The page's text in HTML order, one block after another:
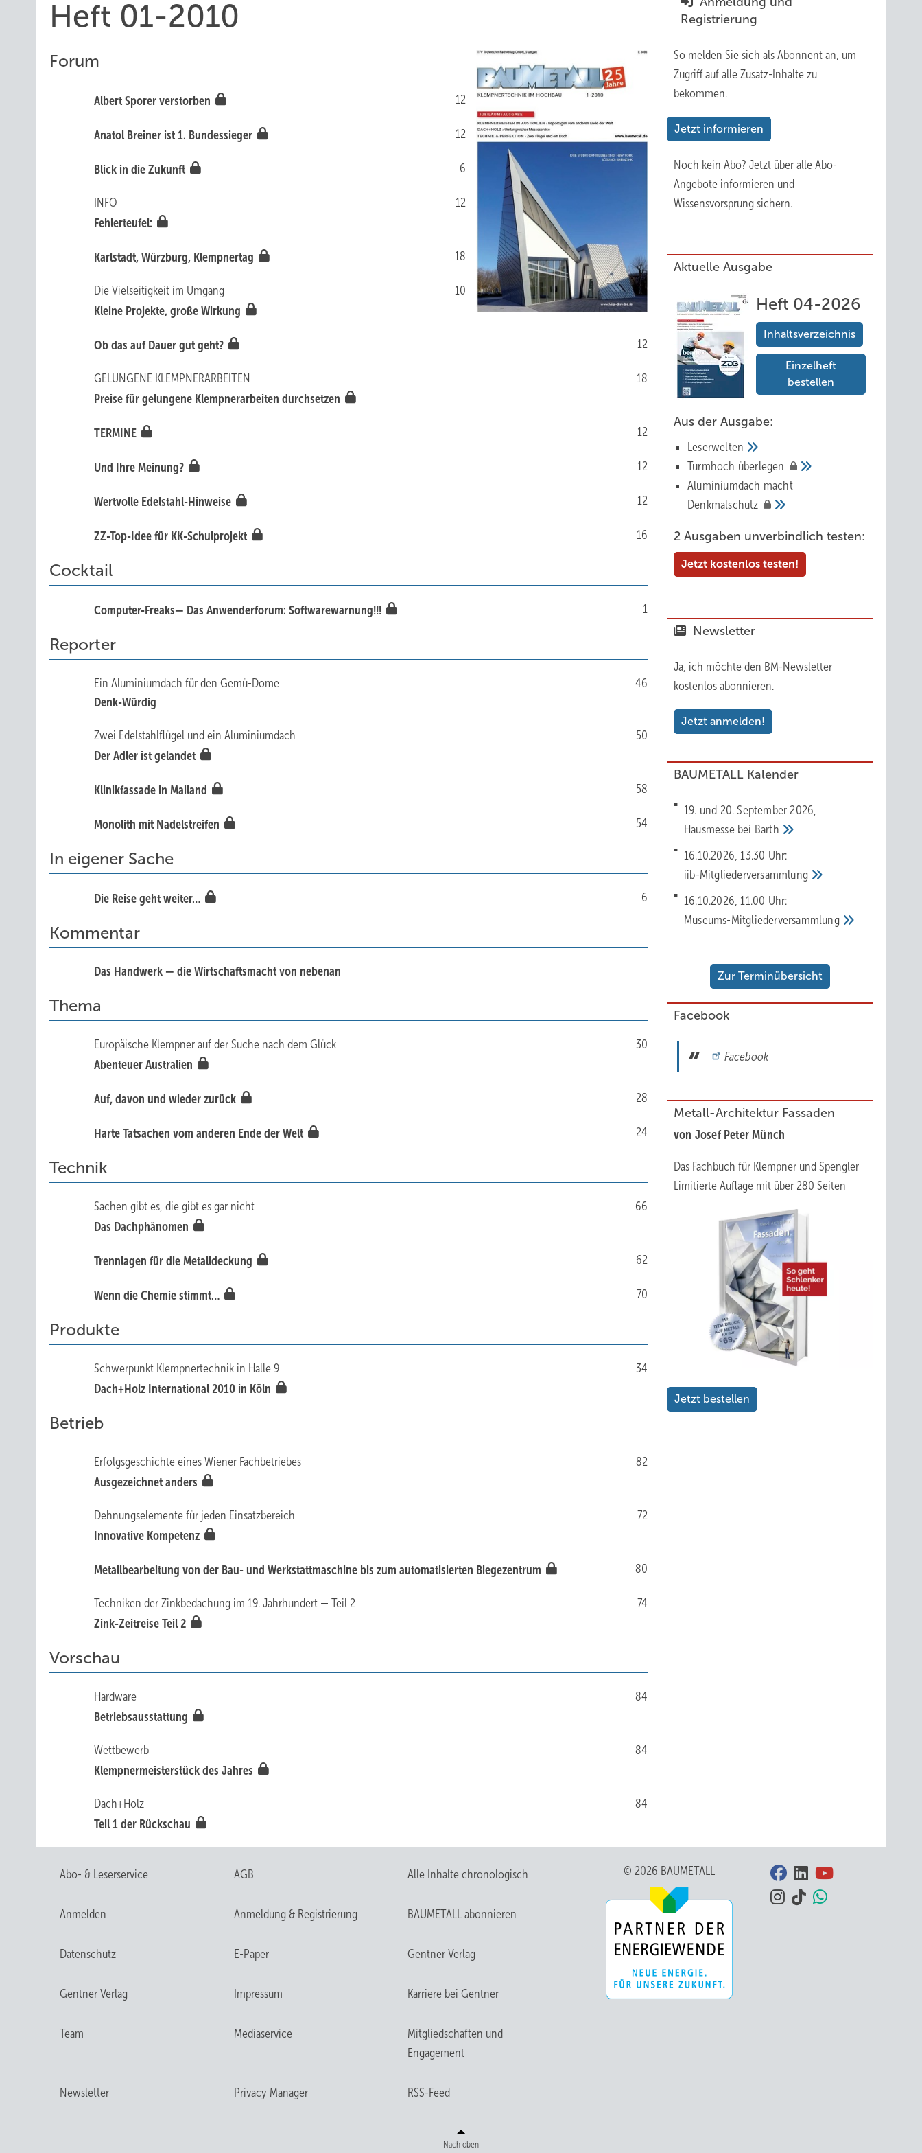
Heft 01-2010
Forum
12
Albert Sporer verstorben
12
Anatol Breiner ist 1. Bundessieger
6
Blick in die Zukunft
12
INFO
Fehlerteufel:
18
Karlstadt, Würzburg, Klempnertag
10
Die Vielseitigkeit im Umgang
Kleine Projekte, große Wirkung
12
Ob das auf Dauer gut geht?
18
GELUNGENE KLEMPNERARBEITEN
Preise für gelungene Klempnerarbeiten durchsetzen
12
TERMINE
12
Und Ihre Meinung?
12
Wertvolle Edelstahl-Hinweise
16
ZZ-Top-Idee für KK-Schulprojekt
Cocktail
1
Computer-Freaks— Das Anwenderforum: Softwarewarnung!!!
Reporter
46
Ein Aluminiumdach für den Gemü-Dome
Denk-Würdig
50
Zwei Edelstahlflügel und ein Aluminiumdach
Der Adler ist gelandet
58
Klinikfassade in Mailand
54
Monolith mit Nadelstreifen
In eigener Sache
6
Die Reise geht weiter…
Kommentar
Das Handwerk — die Wirtschaftsmacht von nebenan
Thema
30
Europäische Klempner auf der Suche nach dem Glück
Abenteuer Australien
28
Auf, davon und wieder zurück
24
Harte Tatsachen vom anderen Ende der Welt
Technik
66
Sachen gibt es, die gibt es gar nicht
Das Dachphänomen
62
Trennlagen für die Metalldeckung
70
Wenn die Chemie stimmt…
Produkte
34
Schwerpunkt Klempnertechnik in Halle 9
Dach+Holz International 2010 in Köln
Betrieb
82
Erfolgsgeschichte eines Wiener Fachbetriebes
Ausgezeichnet anders
72
Dehnungselemente für jeden Einsatzbereich
Innovative Kompetenz
80
Metallbearbeitung von der Bau- und Werkstattmaschine bis zum ­automatisierten Biegezentrum
74
Techniken der Zinkbedachung im 19. Jahrhundert — Teil 2
Zink-Zeitreise Teil 2
Vorschau
84
Hardware
Betriebsausstattung
84
Wettbewerb
Klempnermeisterstück des Jahres
84
Dach+Holz
Teil 1 der Rückschau
Registrierung
So melden Sie sich als Abonnent an, um
Zugriff auf alle Zusatz-Inhalte zu
bekommen.
Jetzt informieren
Noch kein Abo? Jetzt über alle Abo-
Angebote informieren und
Wissensvorsprung sichern.
Aktuelle Ausgabe
Heft 04-2026
Inhaltsverzeichnis
Einzelheft
bestellen
Aus der Ausgabe:
Leserwelten
Tur mhoch überlegen
Aluminiumdach macht
Denkmalschutz
2 Ausgaben unverbindlich testen:
Jetzt kostenlos testen!
Newsletter
Ja, ich möchte den BM-Newsletter
kostenlos abonnieren.
Jetzt anmelden!
BAUMETALL Kalender
19. und 20. September 2026,
Hausmesse bei Barth
16.10.2026, 13.30 Uhr:
iib-Mitgliederversammlung
16.10.2026, 11.00 Uhr:
Museums-Mitgliederversammlung
Zur Terminübersicht
Facebook
Facebook
Metall-Architektur Fassaden
von Josef Peter Münch
Das Fachbuch für Klempner und Spengler
Limitierte Auflage mit über 280 Seiten
Jetzt bestellen
Abo- & Leserservice AGB Alle Inhalte chronologisch
Anmelden Anmeldung & Registrierung BAUMETALL abonnieren
Datenschutz E-Paper Gentner Verlag
Gentner Verlag Impressum Karriere bei Gentner
Team Mediaservice
Mitgliedschaften und
Engagement
Newsletter Privacy Manager RSS-Feed
© 2026 BAUMETALL
Nach oben